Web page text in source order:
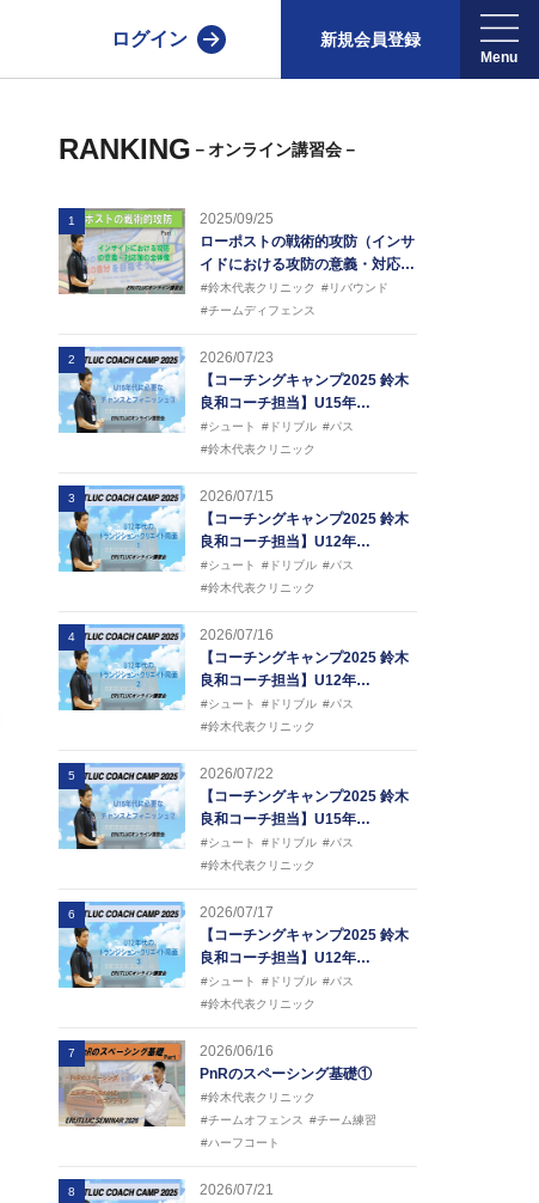
ログイン 新規会員登録
RANKING －オンライン講習会－
1
2025/09/25
ローポストの戦術的攻防（インサ
イドにおける攻防の意義・対応…
#鈴木代表クリニック
#リバウンド
#チームディフェンス
2
2026/07/23
【コーチングキャンプ2025 鈴木
良和コーチ担当】U15年…
#シュート #ドリブル #パス
#鈴木代表クリニック
3
2026/07/15
【コーチングキャンプ2025 鈴木
良和コーチ担当】U12年…
#シュート #ドリブル #パス
#鈴木代表クリニック
4
2026/07/16
【コーチングキャンプ2025 鈴木
良和コーチ担当】U12年…
#シュート #ドリブル #パス
#鈴木代表クリニック
5
2026/07/22
【コーチングキャンプ2025 鈴木
良和コーチ担当】U15年…
#シュート #ドリブル #パス
#鈴木代表クリニック
6
2026/07/17
【コーチングキャンプ2025 鈴木
良和コーチ担当】U12年…
#シュート #ドリブル #パス
#鈴木代表クリニック
7
2026/06/16
PnRのスペーシング基礎①
#鈴木代表クリニック
#チームオフェンス
#チーム練習
#ハーフコート
8
2026/07/21